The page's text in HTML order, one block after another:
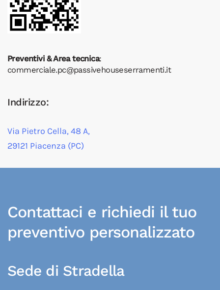
Preventivi & Area tecnica:
commerciale.pc@passivehouseserramenti.it
Indirizzo:
Via Pietro Cella, 48 A,
29121 Piacenza (PC)
Contattaci e richiedi il tuo
preventivo personalizzato
Sede di Stradella